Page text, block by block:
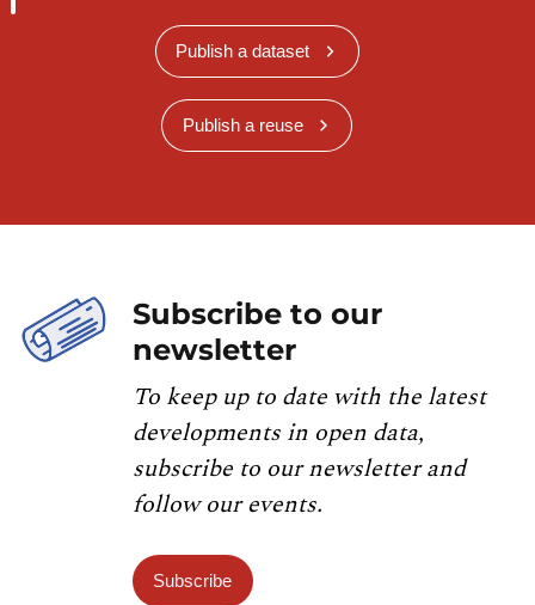
Publish a dataset
Publish a reuse
Subscribe to our
newsletter
To keep up to date with the latest
developments in open data,
subscribe to our newsletter and
follow our events.
Subscribe